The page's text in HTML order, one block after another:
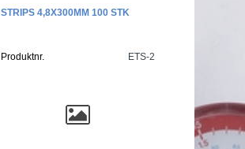
STRIPS 4,8X300MM 100 STK
Produktnr. ETS-2